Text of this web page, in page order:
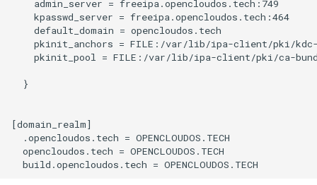
    admin_server = freeipa.opencloudos.tech:749
    kpasswd_server = freeipa.opencloudos.tech:464
    default_domain = opencloudos.tech
pkinit_anchors = FILE:/var/lib/ipa-client/pki/
pkinit_pool = FILE:/var/lib/ipa-client/pki/ca-
  }
[domain_realm]
  .opencloudos.tech = OPENCLOUDOS.TECH
  opencloudos.tech = OPENCLOUDOS.TECH